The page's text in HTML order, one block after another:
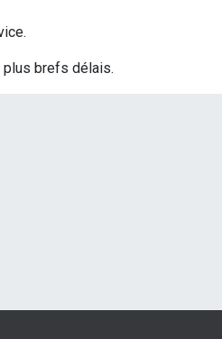
plus brefs délais.